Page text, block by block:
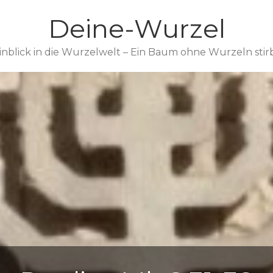
Deine-Wurzel
in die Wurzelwelt – Ein Baum ohne Wurzeln